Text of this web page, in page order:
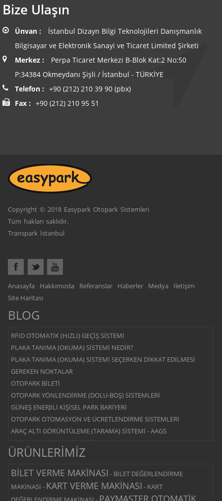
Bize Ulaşın
Ünvan :
İstanbul Dizayn Bilgi Teknolojileri Danışmanlık
Bilgisayar ve Elektronik Sanayi ve Ticaret Limited Şirketi
Merkez :
Perpa Ticaret Merkezi B-Blok Kat:2 No:50
P:34384 Okmeydanı Şişli / İstanbul - TÜRKİYE
Telefon : +90 (212) 210 39 90 (pbx)
Fax : +90 (212) 210 95 51
Copyright © 2018 Easypark Otopark Sistemleri
Tüm hakları saklıdır.
Transpark İstanbul
Anasayfa Hakkımızda Referanslar Haberler Medya
İletişim
Site Haritası
BLOG
RFID OTOMATİK (HIZLI) GEÇİŞ SİSTEMİ
PLAKA TANIMA (OKUMA) SİSTEMİ NEDİR?
PLAKA TANIMA (OKUMA) SİSTEMİ SEÇERKEN DİKKAT EDİLMESİ
GEREKEN NOKTALAR
OTOPARK BİLETİ
OTOPARK YÖNLENDİRME (DOLU-BOŞ) SİSTEMLERİ
GÜNEŞ ENERJİLİ KİŞİSEL PARK BARİYERİ
OTOPARK OTOMASYON VE ÜCRETLENDİRME SİSTEMLERİ
ARAÇ ALTI GÖRÜNTÜLEME (TARAMA) SİSTEMİ - AAGS
OTOPARK BARİYER SİSTEMİ
YOL KESİCİ - BLOK BARİYER SİSTEMİ
MANTAR BARİYER SİSTEMİ
MERKEZİ ÖDEMELİ SİSTEM
ÇIKIŞ ÖDEMELİ SİSTEM
ÜRÜNLERİMİZ
BİLET VERME MAKİNASI - BİLET DEĞERLENDİRME
MAKİNASI - KART VERME MAKİNASI - KART
PAYMASTER OTOMATİK